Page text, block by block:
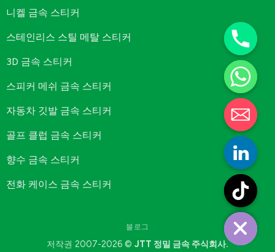
니켈 금속 스티커
스테인리스 스틸 메탈 스티커
3D 금속 스티커
스피커 메쉬 금속 스티커
자동차 깃발 금속 스티커
골프 클럽 금속 스티커
향수 금속 스티커
전화 케이스 금속 스티커
블로그
저작권 2007-2026 © JTT 정밀 금속 주식회사.